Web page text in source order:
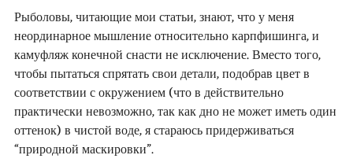
Рыболовы, читающие мои статьи, знают, что у меня
неординарное мышление относительно карпфишинга, и
камуфляж конечной снасти не исключение. Вместо того,
чтобы пытаться спрятать свои детали, подобрав цвет в
соответствии с окружением (что в действительно
практически невозможно, так как дно не может иметь один
оттенок) в чистой воде, я стараюсь придерживаться
“природной маскировки”.